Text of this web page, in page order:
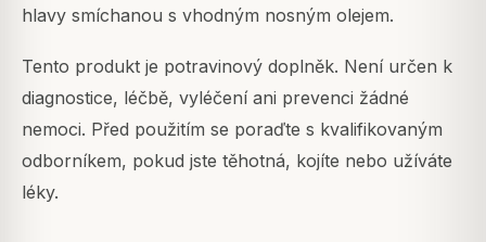
hlavy smíchanou s vhodným nosným olejem.
Tento produkt je potravinový doplněk. Není určen k
diagnostice, léčbě, vyléčení ani prevenci žádné
nemoci. Před použitím se poraďte s kvalifikovaným
odborníkem, pokud jste těhotná, kojíte nebo užíváte
léky.